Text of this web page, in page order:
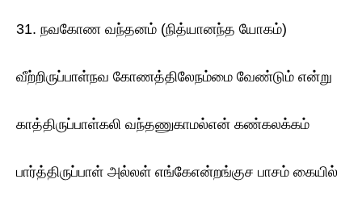
31. நவகோண வந்தனம் (நித்யானந்த யோகம்)
வீற்றிருப்பாள்நவ கோணத்திலேநம்மை வேண்டும் என்று
காத்திருப்பாள்கலி வந்தணுகாமல்என் கண்கலக்கம்
பார்த்திருப்பாள் அல்லள் எங்கேஎன்றங்குச பாசம் கையில்